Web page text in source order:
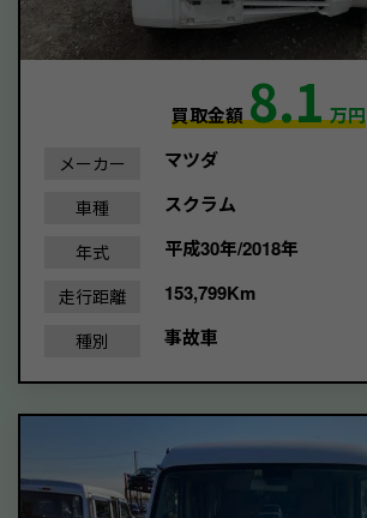
買取金額8.1万円
メーカー マツダ
車種 スクラム
年式 平成30年/2018年
走行距離 153,799Km
種別 事故車